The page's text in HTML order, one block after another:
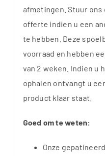
afmetingen. Stuur ons
offerte indien u een
te hebben. Deze
voorraad en hebben
van 2 weken. Indien u
ophalen ontvangt u
product klaar staat.
Goed om te weten:
Onze